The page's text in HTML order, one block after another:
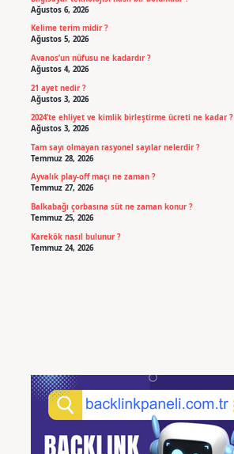
Ağustos 6, 2026
Kelime terim midir ?
Ağustos 5, 2026
Avanos’un nüfusu ne kadardır ?
Ağustos 4, 2026
21 ayet nedir ?
Ağustos 3, 2026
2024’te ehliyet ve kimlik birleştirme ücreti ne kadar ?
Ağustos 3, 2026
Tam sayı olmayan rasyonel sayılar nelerdir ?
Temmuz 28, 2026
Ayvalık play-off maçı ne zaman ?
Temmuz 27, 2026
Balkabağı çorbasına süt ne zaman konur ?
Temmuz 25, 2026
Karekök nasıl bulunur ?
Temmuz 24, 2026